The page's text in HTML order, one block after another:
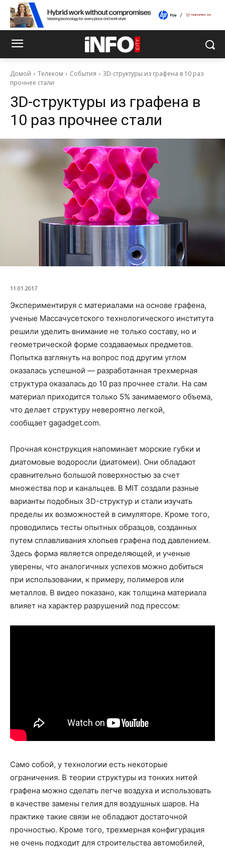
Домой Телеком События
3D-структуры из графена в 10 раз
прочнее стали
3D-структуры из графена в
10 раз прочнее стали
11.01.2017
Экспериментируя с материалами на основе графена,
ученые Массачусетского технологического института
решили уделить внимание не только составу, но и
геометрической форме создаваемых предметов.
Попытка взглянуть на вопрос под другим углом
оказалась успешной — разработанная трехмерная
структура оказалась до 10 раз прочнее стали. На сам
материал приходится только 5% занимаемого объема,
что делает структуру невероятно легкой,
сообщает gagadget.com.
Прочная конструкция напоминает морские губки и
диатомовые водоросли (диатомеи). Они обладают
сравнительно большой поверхностью за счет
множества пор и канальцев. В MIT создали разные
варианты подобных 3D-структур и стали изучать
пределы их возможностей в симуляторе. Кроме того,
проводились тесты опытных образцов, созданных
путем сплавливания хлопьев графена под давлением.
Здесь форма является определяющей, и ученые
уверены, что аналогичных успехов можно добиться
при использовании, к примеру, полимеров или
металлов. В видео показано, как толщина материала
влияет на характер разрушений под прессом:
Само собой, у технологии есть некоторые
ограничения. В теории структуры из тонких нитей
графена можно сделать легче воздуха и использовать
в качестве замены гелия для воздушных шаров. На
практике такие связи не обладают достаточной
прочностью. Кроме того, трехмерная конфигурация
не очень подходит для строительства автомобилей,